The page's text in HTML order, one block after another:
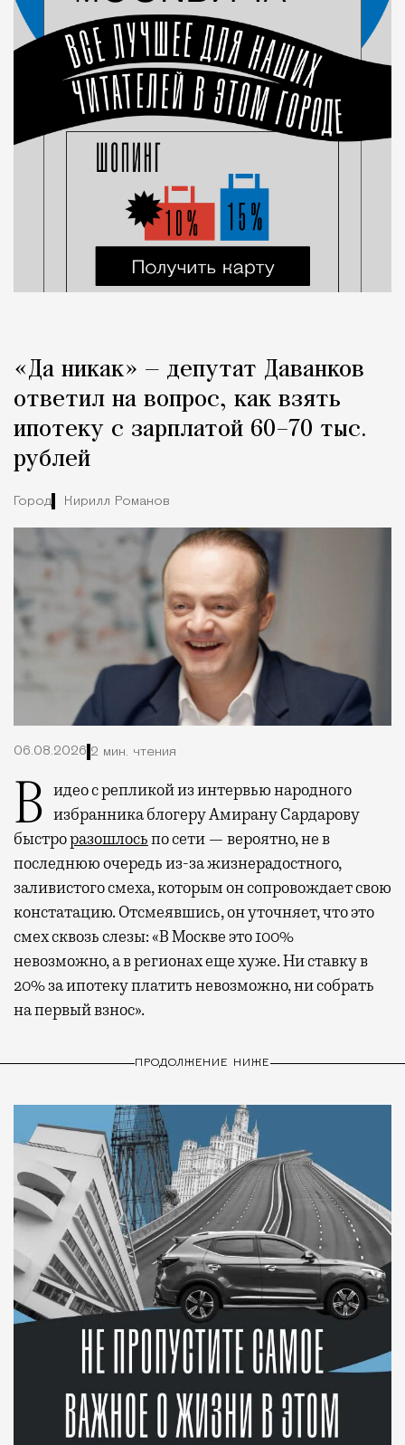
«Да никак» — депутат Даванков
ответил на вопрос, как взять
ипотеку с зарплатой 60–70 тыс.
рублей
Город Кирилл Романов
06.08.2026 2 мин. чтения
Видео с репликой из интервью народного избранника блогеру Амирану Сардарову
быстроразошлосьпо сети — вероятно, не в
последнюю очередь из-за жизнерадостного,
заливистого смеха, которым он сопровождает свою
констатацию. Отсмеявшись, он уточняет, что это
смех сквозь слезы: «В Москве это 100%
невозможно, а в регионах еще хуже. Ни ставку в
20% за ипотеку платить невозможно, ни собрать
на первый взнос».
ПРОДОЛЖЕНИЕ НИЖЕ